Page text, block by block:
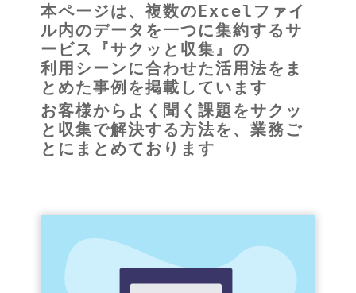
本ページは、複数のExcelファイ
ル内のデータを一つに集約するサ
ービス『サクッと収集』の
利用シーンに合わせた活用法をま
とめた事例を掲載しています
お客様からよく聞く課題をサクッ
と収集で解決する方法を、業務ご
とにまとめております